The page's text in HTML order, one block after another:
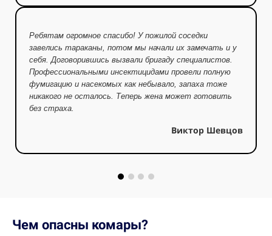
Ребятам огромное спасибо! У пожилой соседки
завелись тараканы, потом мы начали их замечать и у
себя. Договорившись вызвали бригаду специалистов.
Профессиональными инсектицидами провели полную
фумигацию и насекомых как небывало, запаха тоже
никакого не осталось. Теперь жена может готовить
без страха.
Виктор Шевцов
Чем опасны комары?